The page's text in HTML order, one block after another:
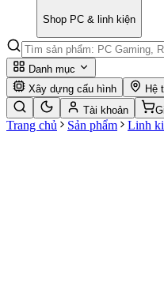
Shop PC & linh kiện
Danh mục
Xây dựng cấu hình
Hệ
Tài khoản
Trang chủ Sản phẩm Linh